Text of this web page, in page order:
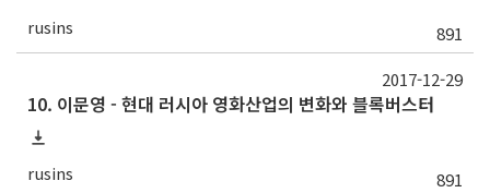
rusins 891
10. 이문영 - 현대 러시아 영화산업의 변화와 블록버스터
rusins 891
2017-12-29